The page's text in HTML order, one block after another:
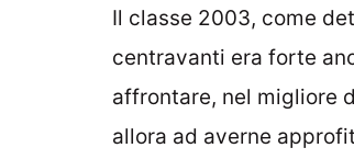
Il classe 2003, come
centravanti era forte
affrontare, nel migliore
allora ad averne